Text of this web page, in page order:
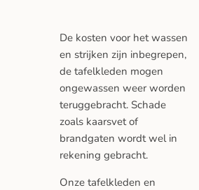
De kosten voor het wassen
en strijken zijn inbegrepen,
de tafelkleden mogen
ongewassen weer worden
teruggebracht. Schade
zoals kaarsvet of
brandgaten wordt wel in
rekening gebracht.
Onze tafelkleden en